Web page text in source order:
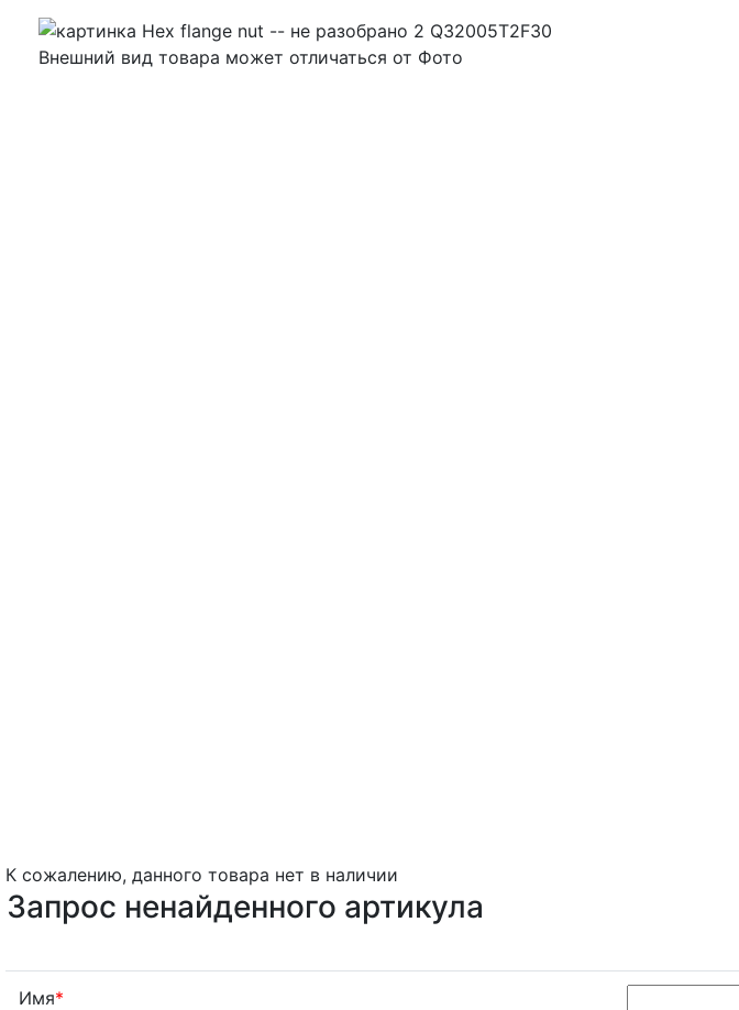
Внешний вид товара может отличаться от Фото
К сожалению, данного товара нет в наличии
Запрос ненайденного артикула
Имя*